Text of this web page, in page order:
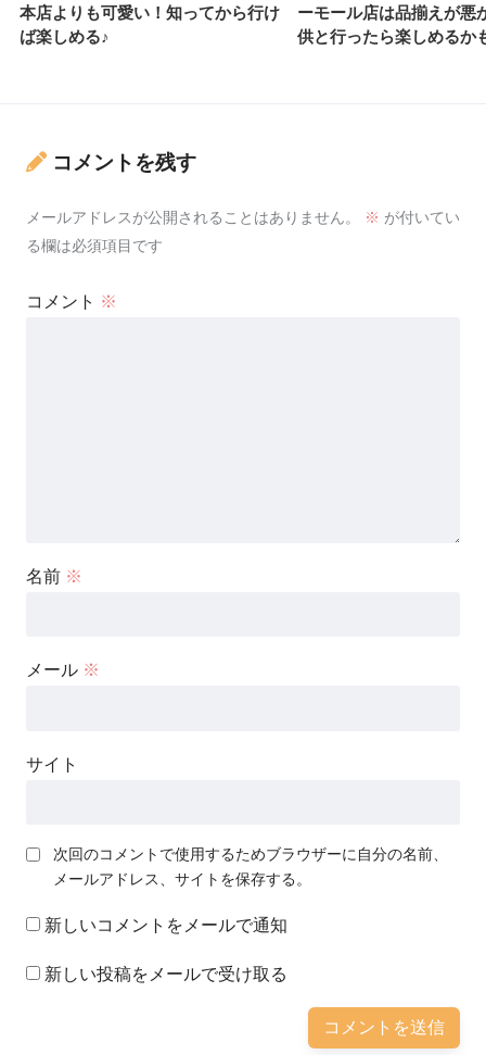
本店よりも可愛い！知ってから行け
ば楽しめる♪
ーモール店は品揃えが
供と行ったら楽しめるか
コメントを残す
メールアドレスが公開されることはありません。 ※ が付いてい
る欄は必須項目です
コメント ※
名前 ※
メール ※
サイト
次回のコメントで使用するためブラウザーに自分の名前、
メールアドレス、サイトを保存する。
新しいコメントをメールで通知
新しい投稿をメールで受け取る